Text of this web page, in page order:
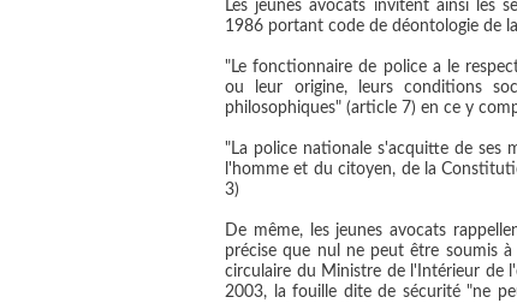
Les jeunes avocats invitent ainsi les
1986 portant code de déontologie de
"Le fonctionnaire de police a le
ou leur origine, leurs conditions
philosophiques" (article 7) en ce y
"La police nationale s'acquitte de ses
l'homme et du citoyen, de la
3)
De même, les jeunes avocats
précise que nul ne peut être soumis
circulaire du Ministre de l'Intérieur de
2003, la fouille dite de sécurité "ne